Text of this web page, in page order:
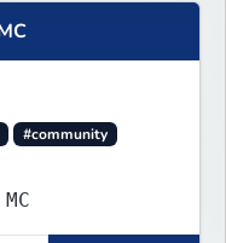
#community